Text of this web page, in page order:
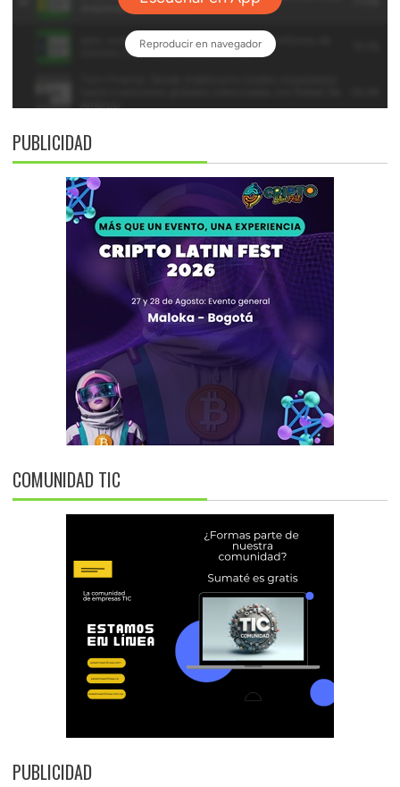
PUBLICIDAD
COMUNIDAD TIC
PUBLICIDAD